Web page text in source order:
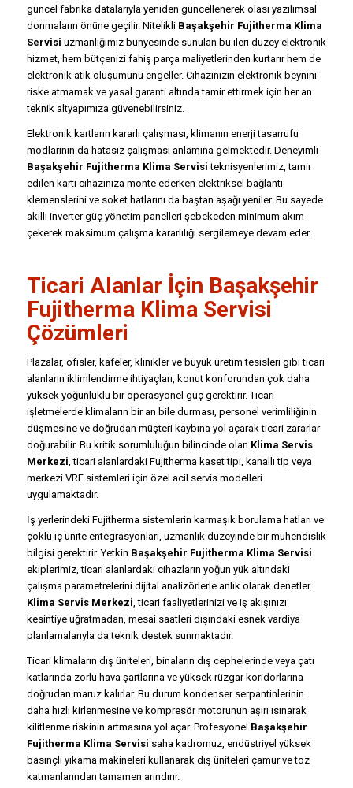
güncel fabrika datalarıyla yeniden güncellenerek olası yazılımsal
donmaların önüne geçilir. Nitelikli Başakşehir Fujitherma Klima
Servisi uzmanlığımız bünyesinde sunulan bu ileri düzey elektronik
hizmet, hem bütçenizi fahiş parça maliyetlerinden kurtarır hem de
elektronik atık oluşumunu engeller. Cihazınızın elektronik beynini
riske atmamak ve yasal garanti altında tamir ettirmek için her an
teknik altyapımıza güvenebilirsiniz.
Elektronik kartların kararlı çalışması, klimanın enerji tasarrufu
modlarının da hatasız çalışması anlamına gelmektedir. Deneyimli
Başakşehir Fujitherma Klima Servisi teknisyenlerimiz, tamir
edilen kartı cihazınıza monte ederken elektriksel bağlantı
klemenslerini ve soket hatlarını da baştan aşağı yeniler. Bu sayede
akıllı inverter güç yönetim panelleri şebekeden minimum akım
çekerek maksimum çalışma kararlılığı sergilemeye devam eder.
Ticari Alanlar İçin Başakşehir
Fujitherma Klima Servisi
Çözümleri
Plazalar, ofisler, kafeler, klinikler ve büyük üretim tesisleri gibi ticari
alanların iklimlendirme ihtiyaçları, konut konforundan çok daha
yüksek yoğunluklu bir operasyonel güç gerektirir. Ticari
işletmelerde klimaların bir an bile durması, personel verimliliğinin
düşmesine ve doğrudan müşteri kaybına yol açarak ticari zararlar
doğurabilir. Bu kritik sorumluluğun bilincinde olan Klima Servis
Merkezi , ticari alanlardaki Fujitherma kaset tipi, kanallı tip veya
merkezi VRF sistemleri için özel acil servis modelleri
uygulamaktadır.
İş yerlerindeki Fujitherma sistemlerin karmaşık borulama hatları ve
çoklu iç ünite entegrasyonları, uzmanlık düzeyinde bir mühendislik
bilgisi gerektirir. Yetkin Başakşehir Fujitherma Klima Servisi
ekiplerimiz, ticari alanlardaki cihazların yoğun yük altındaki
çalışma parametrelerini dijital analizörlerle anlık olarak denetler.
Klima Servis Merkezi , ticari faaliyetlerinizi ve iş akışınızı
kesintiye uğratmadan, mesai saatleri dışındaki esnek vardiya
planlamalarıyla da teknik destek sunmaktadır.
Ticari klimaların dış üniteleri, binaların dış cephelerinde veya çatı
katlarında zorlu hava şartlarına ve yüksek rüzgar koridorlarına
doğrudan maruz kalırlar. Bu durum kondenser serpantinlerinin
daha hızlı kirlenmesine ve kompresör motorunun aşırı ısınarak
kilitlenme riskinin artmasına yol açar. Profesyonel Başakşehir
Fujitherma Klima Servisi saha kadromuz, endüstriyel yüksek
basınçlı yıkama makineleri kullanarak dış üniteleri çamur ve toz
katmanlarından tamamen arındırır.